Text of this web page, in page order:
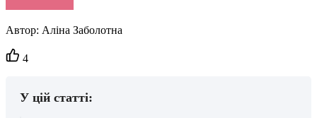
Автор: Аліна Заболотна
Кількість
вподобайок:
4
У цій статті: